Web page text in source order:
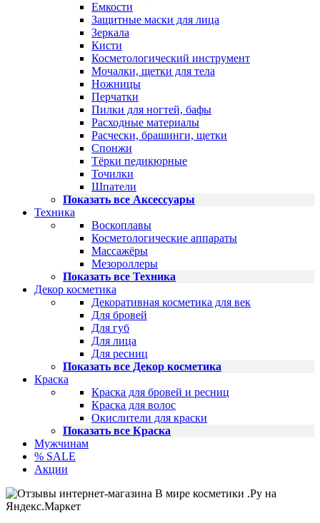
Емкости
Защитные маски для лица
Зеркала
Кисти
Косметологический инструмент
Мочалки, щетки для тела
Ножницы
Перчатки
Пилки для ногтей, бафы
Расходные материалы
Расчески, брашинги, щетки
Спонжи
Тёрки педикюрные
Точилки
Шпатели
Показать все Аксессуары
Техника
Воскоплавы
Косметологические аппараты
Массажёры
Мезороллеры
Показать все Техника
Декор косметика
Декоративная косметика для век
Для бровей
Для губ
Для лица
Для ресниц
Показать все Декор косметика
Краска
Краска для бровей и ресниц
Краска для волос
Окислители для краски
Показать все Краска
Мужчинам
% SALE
Акции